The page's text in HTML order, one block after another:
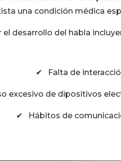
una condición médica
desarrollo del habla
✔ Falta de
excesivo de dipositivos
✔ Hábitos de